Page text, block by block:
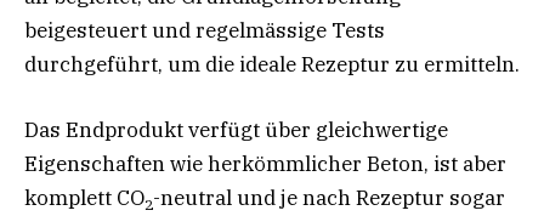
beigesteuert und regelmässige Tests
durchgeführt, um die ideale Rezeptur zu ermitteln.
Das Endprodukt verfügt über gleichwertige
Eigenschaften wie herkömmlicher Beton, ist aber
komplett CO2-neutral und je nach Rezeptur sogar